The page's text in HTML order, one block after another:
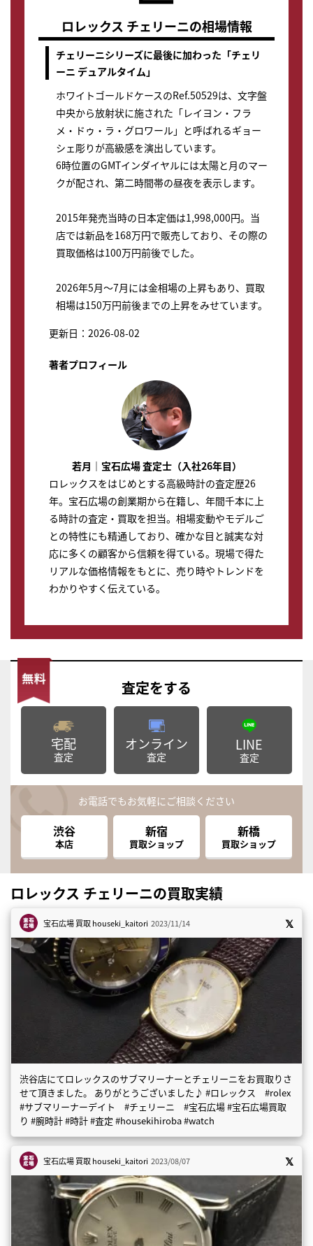
ロレックス チェリーニの相場情報
チェリーニシリーズに最後に加わった「チェリ
ーニ デュアルタイム」
ホワイトゴールドケースのRef.50529は、文字盤
中央から放射状に施された「レイヨン・フラ
メ・ドゥ・ラ・グロワール」と呼ばれるギョー
シェ彫りが高級感を演出しています。
6時位置のGMTインダイヤルには太陽と月のマー
クが配され、第二時間帯の昼夜を表示します。
2015年発売当時の日本定価は1,998,000円。当
店では新品を168万円で販売しており、その際の
買取価格は100万円前後でした。
2026年5月～7月には金相場の上昇もあり、買取
相場は150万円前後までの上昇をみせています。
更新日：2026-08-02
著者プロフィール
若月｜宝石広場 査定士（入社26年目）
ロレックスをはじめとする高級時計の査定歴26
年。宝石広場の創業期から在籍し、年間千本に上
る時計の査定・買取を担当。相場変動やモデルご
との特性にも精通しており、確かな目と誠実な対
応に多くの顧客から信頼を得ている。現場で得た
リアルな価格情報をもとに、売り時やトレンドを
わかりやすく伝えている。
査定をする
宅配
査定
オンライン
査定
LINE
査定
お電話でもお気軽にご相談ください
渋谷
本店
新宿
買取ショップ
新橋
買取ショップ
ロレックス チェリーニの買取実績
宝石広場 買取houseki_kaitori 2023/11/14
渋谷店にてロレックスのサブマリーナーとチェリーニをお買取りさ
せて頂きました。 ありがとうございました♪ #ロレックス #rolex
#サブマリーナーデイト #チェリーニ #宝石広場 #宝石広場買取
り #腕時計 #時計 #査定 #housekihiroba #watch
宝石広場 買取houseki_kaitori 2023/08/07